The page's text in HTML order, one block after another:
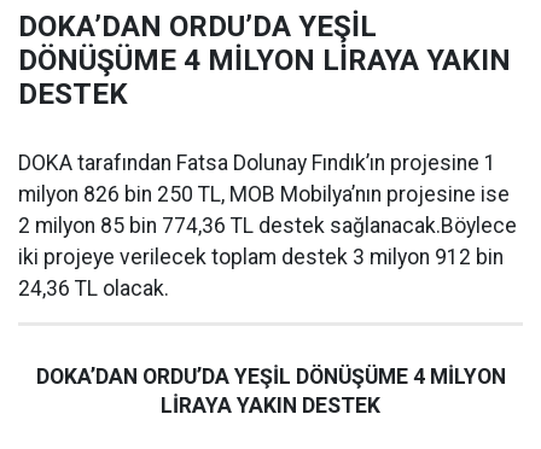
DOKA’DAN ORDU’DA YEŞİL
DÖNÜŞÜME 4 MİLYON LİRAYA YAKIN
DESTEK
DOKA tarafından Fatsa Dolunay Fındık’ın projesine 1
milyon 826 bin 250 TL, MOB Mobilya’nın projesine ise
2 milyon 85 bin 774,36 TL destek sağlanacak.Böylece
iki projeye verilecek toplam destek 3 milyon 912 bin
24,36 TL olacak.
DOKA’DAN ORDU’DA YEŞİL DÖNÜŞÜME 4 MİLYON
LİRAYA YAKIN DESTEK